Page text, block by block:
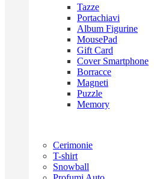
Tazze
Portachiavi
Album Figurine
MousePad
Gift Card
Cover Smartphone
Borracce
Magneti
Puzzle
Memory
Cerimonie
T-shirt
Snowball